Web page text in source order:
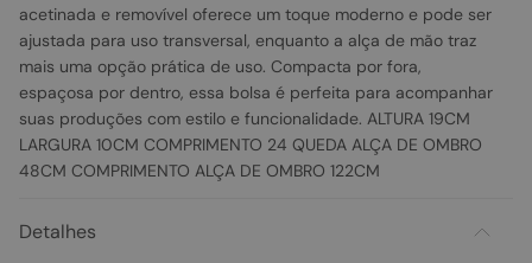
acetinada e removível oferece um toque moderno e pode ser
ajustada para uso transversal, enquanto a alça de mão traz
mais uma opção prática de uso. Compacta por fora,
espaçosa por dentro, essa bolsa é perfeita para acompanhar
suas produções com estilo e funcionalidade. ALTURA 19CM
LARGURA 10CM COMPRIMENTO 24 QUEDA ALÇA DE OMBRO
48CM COMPRIMENTO ALÇA DE OMBRO 122CM
Detalhes